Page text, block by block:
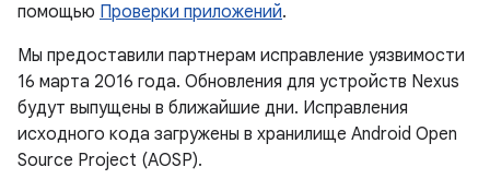
помощью Проверки приложений.
Мы предоставили партнерам исправление уязвимости
16 марта 2016 года. Обновления для устройств Nexus
будут выпущены в ближайшие дни. Исправления
исходного кода загружены в хранилище Android Open
Source Project (AOSP).